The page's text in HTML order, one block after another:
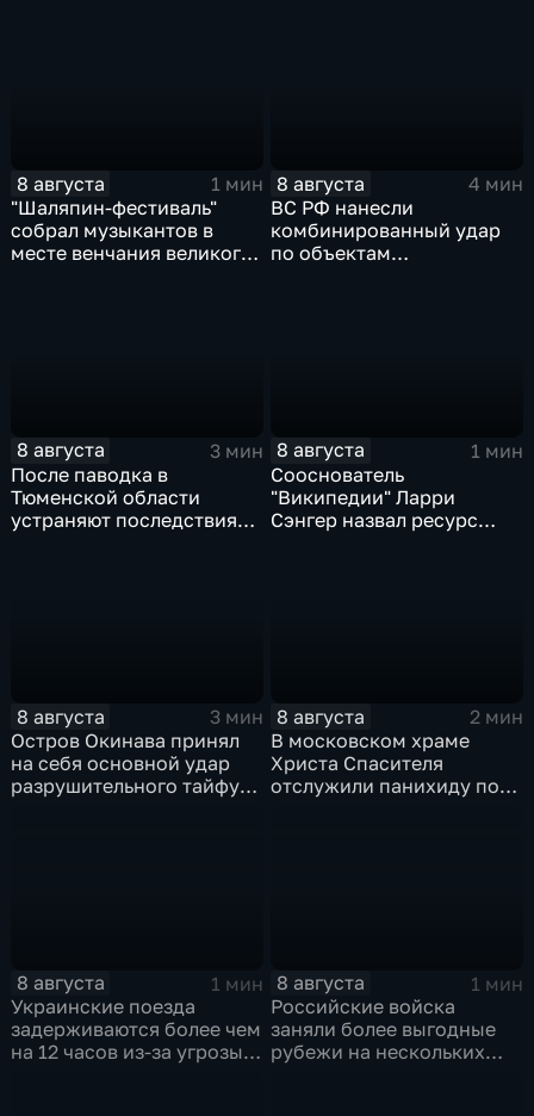
8 августа
1 мин
"Шаляпин‑фестиваль"
собрал музыкантов в
месте венчания великого
8 августа
4 мин
ВС РФ нанесли
комбинированный удар
по объектам
8 августа
3 мин
После паводка в
Тюменской области
устраняют последствия
8 августа
1 мин
Сооснователь
"Википедии" Ларри
Сэнгер назвал ресурс
8 августа
3 мин
Остров Окинава принял
на себя основной удар
разрушительного тайфуна
8 августа
2 мин
В московском храме
Христа Спасителя
отслужили панихиду по
8 августа
1 мин
Украинские поезда
задерживаются более чем
на 12 часов из-за угрозы
8 августа
1 мин
Российские войска
заняли более выгодные
рубежи на нескольких